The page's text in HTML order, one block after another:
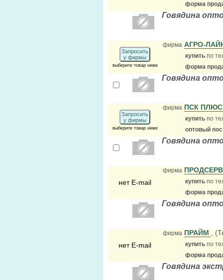
форма
Говядина
Запросить
у фирмы
выберите товар ниже
фирма АГРО-
купить по
форма
Говядина
Запросить
у фирмы
выберите товар ниже
фирма ПСК
купить по
оптовый
Говядина
нет E-mail
фирма
купить по
форма
Говядина
нет E-mail
фирма ПРАЙМ ,
купить по
форма
Говядина